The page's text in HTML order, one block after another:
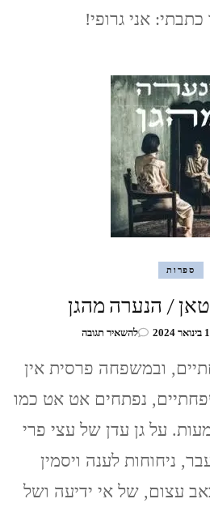
אני גרופי!
ספרות
/ הנערה מהגן
2024 להשאיר תגובהבנושא
פורוטאן
הנערה
ובמשפחה פרסית אין
נפתחים אט אט כמו
על גן עדן של עצי פרי
ניחוחות לענה ויסמין
עצום, של אי ידיעה ושל